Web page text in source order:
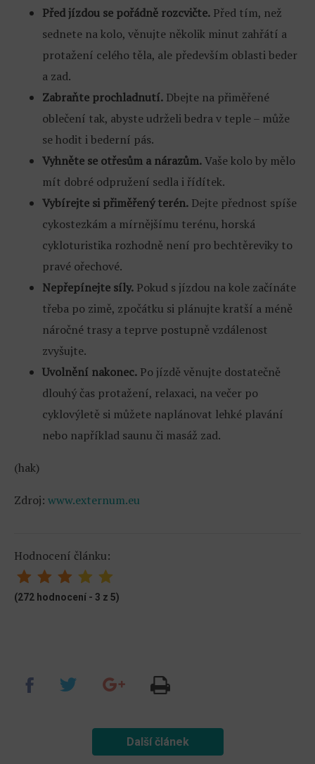
Před jízdou se pořádně rozcvičte. Před tím, než
sednete na kolo, věnujte několik minut zahřátí a
protažení celého těla, ale především oblasti beder
a zad.
Zabraňte prochladnutí. Dbejte na přiměřené
oblečení tak, abyste udrželi bedra v teple – může
se hodit i bederní pás.
Vyhněte se otřesům a nárazům.Vaše kolo by mělo
mít dobré odpružení sedla i řídítek.
Vybírejte si přiměřený terén. Dejte přednost spíše
cykostezkám a mírnějšímu terénu, horská
cykloturistika rozhodně není pro bechtěreviky to
pravé ořechové.
Nepřepínejte síly. Pokud s jízdou na kole začínáte
třeba po zimě, zpočátku si plánujte kratší a méně
náročné trasy a teprve postupně vzdálenost
zvyšujte.
Uvolnění nakonec. Po jízdě věnujte dostatečně
dlouhý čas protažení, relaxaci, na večer po
cyklovýletě si můžete naplánovat lehké plavání
nebo například saunu či masáž zad.
(hak)
Zdroj: www.externum.eu
Hodnocení článku:
(272 hodnocení - 3 z 5)
Další článek